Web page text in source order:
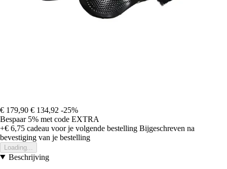
€ 179,90 € 134,92 -25%
Bespaar 5% met code EXTRA
+€ 6,75 cadeau voor je volgende bestelling Bijgeschreven na
bevestiging van je bestelling
Loading...
Beschrijving